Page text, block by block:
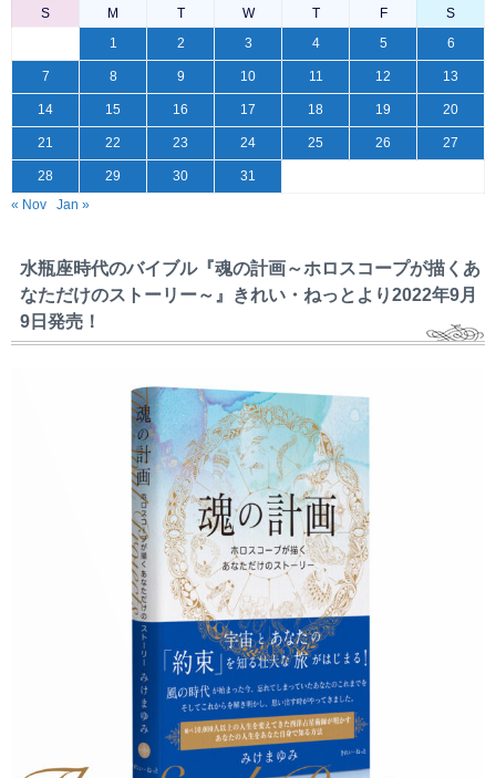
S M T W T F
S
1
2 3 4 5 6
7 8 9 10 11 12 13
14 15 16 17 18 19 20
21 22 23 24 25 26 27
28 29 30
31
« Nov
Jan »
水瓶座時代のバイブル『魂の計画～ホロスコープが描くあ
なただけのストーリー～』きれい・ねっとより2022年9月
9日発売！